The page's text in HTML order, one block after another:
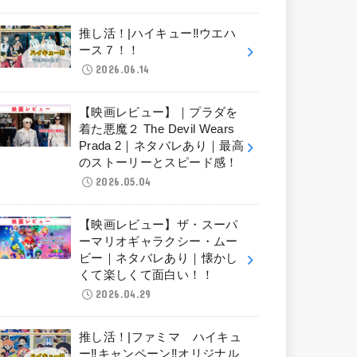
推し活！|ハイキュー‼︎ウエハ
ース７！！
2026.06.14
【映画レビュー】｜プラダを
着た悪魔２ The Devil Wears
Prada 2｜ネタバレあり｜最高
のストーリーとスピード感！
2026.05.04
【映画レビュー】ザ・スーパ
ーマリオギャラクシー・ムー
ビー｜ネタバレあり｜懐かし
くて楽しくて面白い！！
2026.04.29
推し活！|ファミマ ハイキュ
ー‼︎キャンペーン‼︎オリジナル